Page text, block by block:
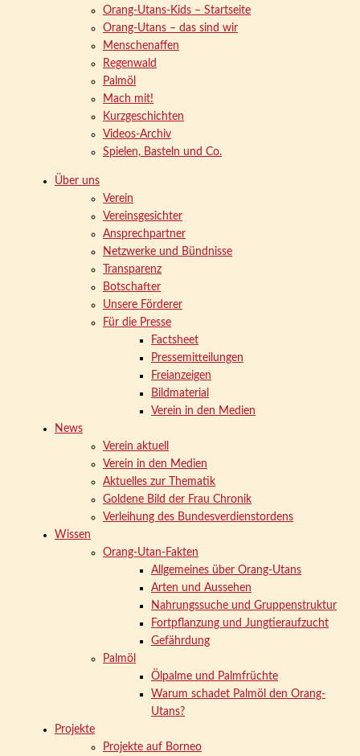
Orang-Utans-Kids – Startseite
Orang-Utans – das sind wir
Menschenaffen
Regenwald
Palmöl
Mach mit!
Kurzgeschichten
Videos-Archiv
Spielen, Basteln und Co.
Über uns
Verein
Vereinsgesichter
Ansprechpartner
Netzwerke und Bündnisse
Transparenz
Botschafter
Unsere Förderer
Für die Presse
Factsheet
Pressemitteilungen
Freianzeigen
Bildmaterial
Verein in den Medien
News
Verein aktuell
Verein in den Medien
Aktuelles zur Thematik
Goldene Bild der Frau Chronik
Verleihung des Bundesverdienstordens
Wissen
Orang-Utan-Fakten
Allgemeines über Orang-Utans
Arten und Aussehen
Nahrungssuche und Gruppenstruktur
Fortpflanzung und Jungtieraufzucht
Gefährdung
Palmöl
Ölpalme und Palmfrüchte
Warum schadet Palmöl den Orang-
Utans?
Projekte
Projekte auf Borneo